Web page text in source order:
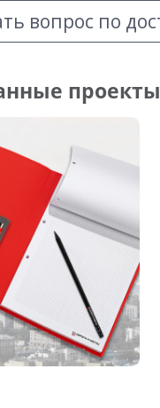
вопрос по
проекты